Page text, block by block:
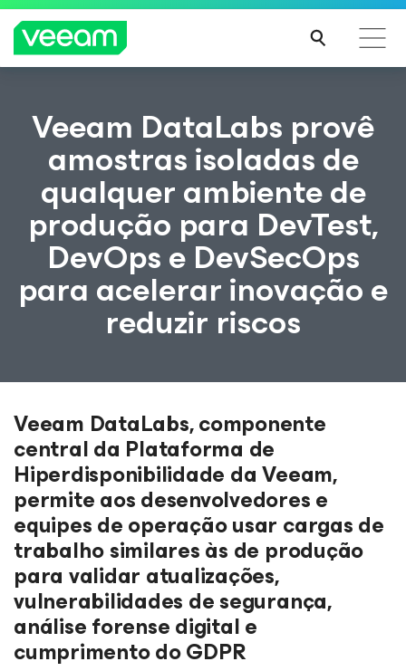
Orientações da Veeam para os clientes afetados
pela atualização de conteúdo da CrowdStrike
Veeam DataLabs provê
amostras isoladas de
qualquer ambiente de
produção para DevTest,
DevOps e DevSecOps
para acelerar inovação e
reduzir riscos
Veeam DataLabs, componente
central da Plataforma de
Hiperdisponibilidade da Veeam,
permite aos desenvolvedores e
equipes de operação usar cargas de
trabalho similares às de produção
para validar atualizações,
vulnerabilidades de segurança,
análise forense digital e
cumprimento do GDPR